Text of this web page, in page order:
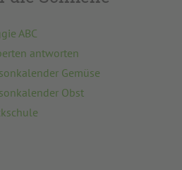
ABC
antworten
Gemüse
Obst